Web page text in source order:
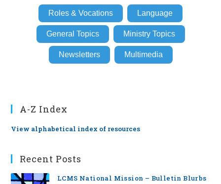
Roles & Vocations Language
General Topics Ministry Topics
Newsletters Multimedia
A-Z Index
View alphabetical index of resources
Recent Posts
LCMS National Mission – Bulletin Blurbs